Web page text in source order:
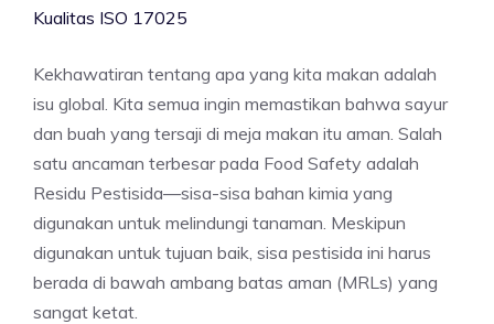
Kualitas ISO 17025
Kekhawatiran tentang apa yang kita makan adalah
isu global. Kita semua ingin memastikan bahwa sayur
dan buah yang tersaji di meja makan itu aman. Salah
satu ancaman terbesar pada Food Safety adalah
Residu Pestisida—sisa-sisa bahan kimia yang
digunakan untuk melindungi tanaman. Meskipun
digunakan untuk tujuan baik, sisa pestisida ini harus
berada di bawah ambang batas aman (MRLs) yang
sangat ketat.